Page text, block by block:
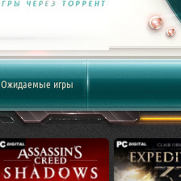
Ожидаемые игры